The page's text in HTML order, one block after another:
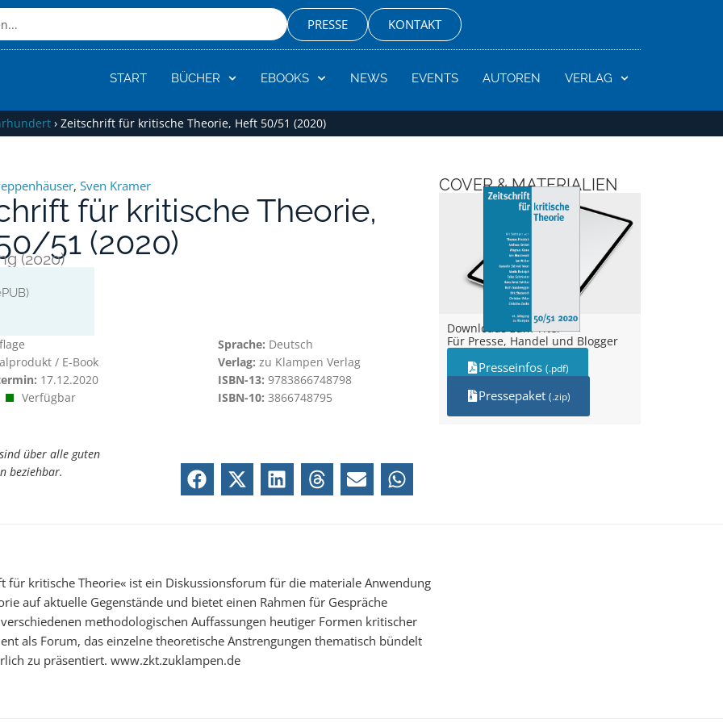
PRESSE KONTAKT
START BÜCHER EBOOKS NEWS EVENTS AUTOREN VERLAG
› Zeitschrift für kritische Theorie, Heft 50/51 (2020)
, Sven Kramer
für kritische Theorie,
51 (2020)
(2020)
/ E-Book
17.12.2020
Verfügbar
Sprache: Deutsch
Verlag: zu Klampen Verlag
ISBN-13: 9783866748798
ISBN-10: 3866748795
COVER & MATERIALIEN
Downloads zum Titel –
Für Presse, Handel und Blogger
Presseinfos (.pdf)
Pressepaket (.zip)
über alle guten
beziehbar.
für kritische Theorie« ist ein Diskussionsforum für die materiale Anwendung
auf aktuelle Gegenstände und bietet einen Rahmen für Gespräche
methodologischen Auffassungen heutiger Formen kritischer
als Forum, das einzelne theoretische Anstrengungen thematisch bündelt
zu präsentiert. www.zkt.zuklampen.de